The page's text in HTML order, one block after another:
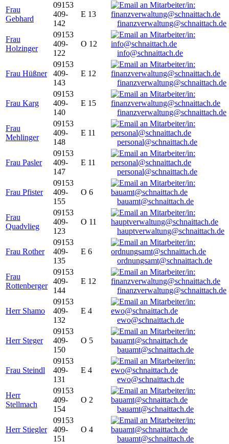
Frau
Gebhard
09153
409-
142
E 13
finanzverwaltung@schnaittach.de
Frau
Holzinger
09153
409-
122
O 12
info@schnaittach.de
Frau Hüßner
09153
409-
143
E 12
finanzverwaltung@schnaittach.de
Frau Karg
09153
409-
140
E 15
finanzverwaltung@schnaittach.de
Frau
Mehlinger
09153
409-
148
E 11
personal@schnaittach.de
Frau Pasler
09153
409-
147
E 11
personal@schnaittach.de
Frau Pfister
09153
409-
155
O 6
bauamt@schnaittach.de
Frau
Quadvlieg
09153
409-
123
O 11
hauptverwaltung@schnaittach.de
Frau Rother
09153
409-
135
E 6
ordnungsamt@schnaittach.de
Frau
Rottenberger
09153
409-
144
E 12
finanzverwaltung@schnaittach.de
Herr Shamo
09153
409-
132
E 4
ewo@schnaittach.de
Herr Steger
09153
409-
150
O 5
bauamt@schnaittach.de
Frau Steindl
09153
409-
131
E 4
ewo@schnaittach.de
Herr
Stellmach
09153
409-
154
O 2
bauamt@schnaittach.de
Herr Stiegler
09153
409-
151
O 4
bauamt@schnaittach.de